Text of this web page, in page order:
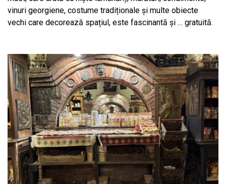
vinuri georgiene, costume tradiționale și multe obiecte
vechi care decorează spațiul, este fascinantă și … gratuită.